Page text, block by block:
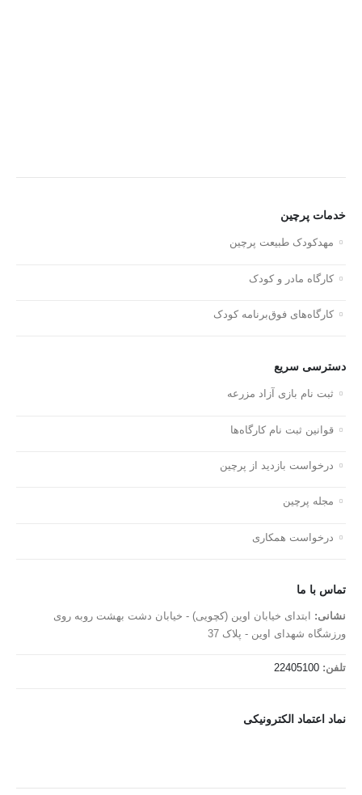
خدمات پرچین
مهدکودک طبیعت پرچین
کارگاه مادر و کودک
کارگاه‌های فوق‌برنامه کودک
دسترسی سریع
ثبت نام بازی آزاد مزرعه
قوانین ثبت نام کارگاه‌ها
درخواست بازدید از پرچین
مجله پرچین
درخواست همکاری
تماس با ما
نشانی:
ابتدای خیابان اوین (کچویی) - خیابان دشت بهشت روبه روی
ورزشگاه شهدای اوین - پلاک 37
تلفن: 22405100
نماد اعتماد الکترونیکی